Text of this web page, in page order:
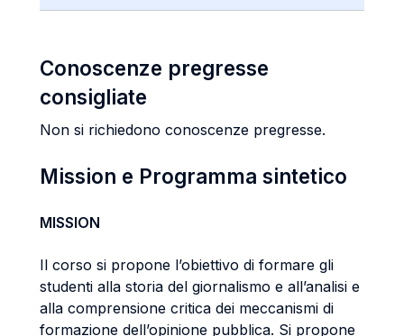
Conoscenze pregresse
consigliate
Non si richiedono conoscenze pregresse.
Mission e Programma sintetico
MISSION
Il corso si propone l’obiettivo di formare gli
studenti alla storia del giornalismo e all’analisi e
alla comprensione critica dei meccanismi di
formazione dell’opinione pubblica. Si propone